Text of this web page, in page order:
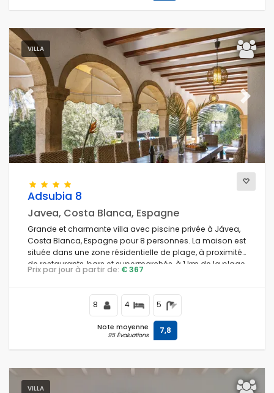
VILLA
Previous Next
Adsubia 8
Javea, Costa Blanca, Espagne
Grande et charmante villa avec piscine privée à Jávea,
Costa Blanca, Espagne pour 8 personnes. La maison est
située dans une zone résidentielle de plage, à proximité
de restaurants, bars et supermarchés, à 1 km de la plage
El Arenal de Jávea et à 1 km du Mediterráneo, Jávea.
Prix par jour à partir de: € 367
8 4 5
Note moyenne
95 Évaluations 7,8
VILLA